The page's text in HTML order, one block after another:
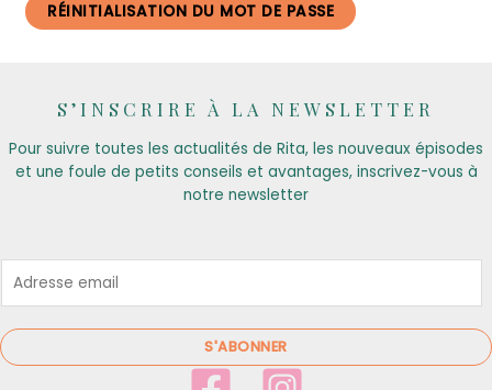
RÉINITIALISATION DU MOT DE PASSE
S’INSCRIRE À LA NEWSLETTER
Pour suivre toutes les actualités de Rita, les nouveaux épisodes
et une foule de petits conseils et avantages, inscrivez-vous à
notre newsletter
m
i
l
S'ABONNER